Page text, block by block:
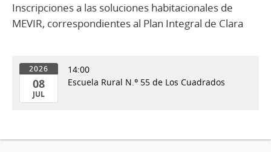
Inscripciones a las soluciones habitacionales de
MEVIR, correspondientes al Plan Integral de Clara
2026
08
JUL
Jul
14:00
Escuela Rural N.º 55 de Los Cuadrados